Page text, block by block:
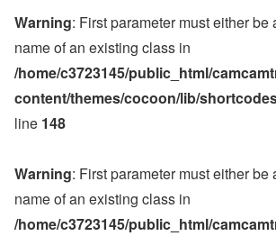
Warning: First parameter must either be
name of an existing class in
/home/c3723145/public_html/
content/themes/cocoon/lib/
line 148
Warning: First parameter must either be
name of an existing class in
/home/c3723145/public_html/